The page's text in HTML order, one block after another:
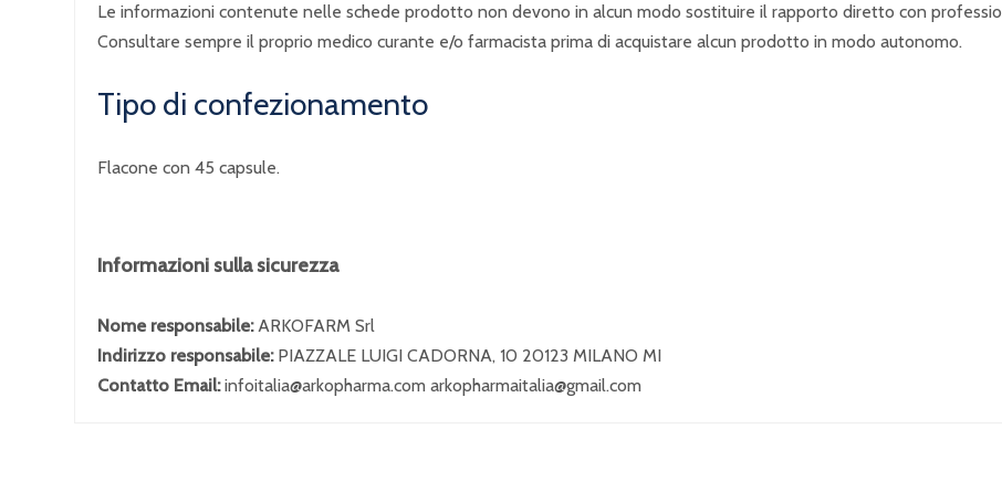
Le informazioni contenute nelle schede prodotto non devono in alcun modo sostituire il rapporto diretto con
Consultare sempre il proprio medico curante e/o farmacista prima di acquistare alcun prodotto in modo autonomo.
Tipo di confezionamento
Flacone con 45 capsule.
Informazioni sulla sicurezza
Nome responsabile:ARKOFARM Srl
Indirizzo responsabile: PIAZZALE LUIGI CADORNA, 10 20123 MILANO MI
Contatto Email:infoitalia@arkopharma.com arkopharmaitalia@gmail.com